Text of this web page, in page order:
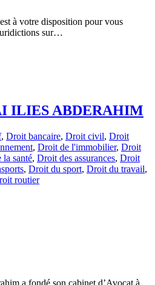
à votre disposition pour vous
sur…
ILIES ABDERAHIM
, Droit bancaire, Droit civil, Droit
, Droit de l'immobilier, Droit
santé, Droit des assurances, Droit
, Droit du sport, Droit du travail,
routier